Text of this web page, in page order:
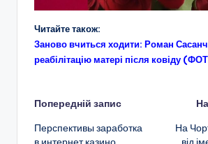
Читайте також:
Заново вчиться ходити: Роман
реабілітацію матері після ковіду
Навігація
по
Попередній запис
Перспективы заработка
На